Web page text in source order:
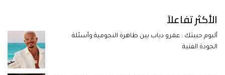
الأكثر تفاعلاً
ألبوم حبيتك : عمرو دياب بين ظاهرة النجومية وأسئلة
الجودة الفنية